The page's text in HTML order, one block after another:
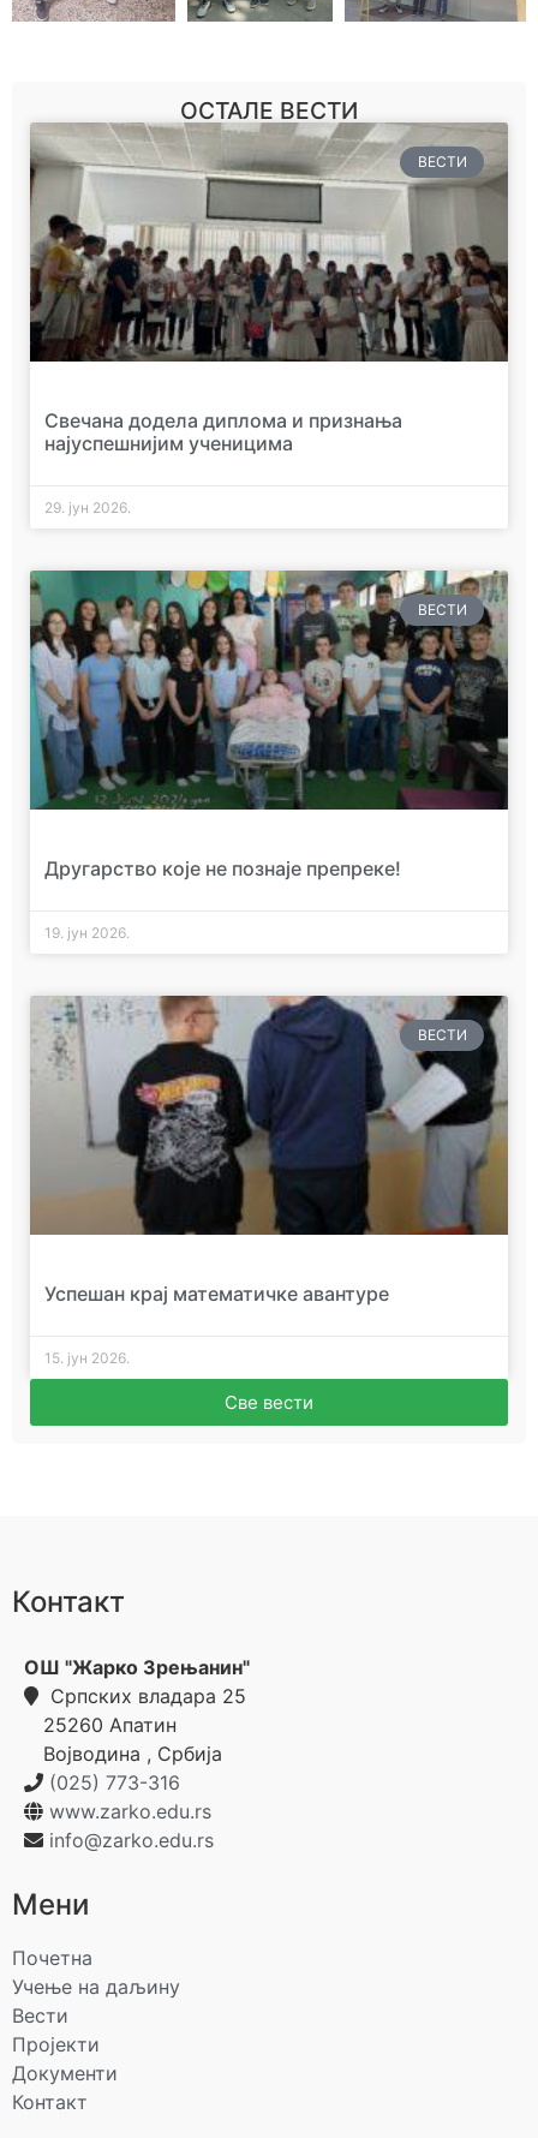
ОСТАЛЕ ВЕСТИ
ВЕСТИ
Свечана додела диплома и признања
најуспешнијим ученицима
29. јун 2026.
ВЕСТИ
Другарство које не познаје препреке!
19. јун 2026.
ВЕСТИ
Успешан крај математичке авантуре
15. јун 2026.
Све вести
Контакт
ОШ "Жарко Зрењанин"
Српских владара 25
25260 Апатин
Војводина , Србија
(025) 773-316
www.zarko.edu.rs
info@zarko.edu.rs
Мени
Почетна
Учење на даљину
Вести
Пројекти
Документи
Контакт